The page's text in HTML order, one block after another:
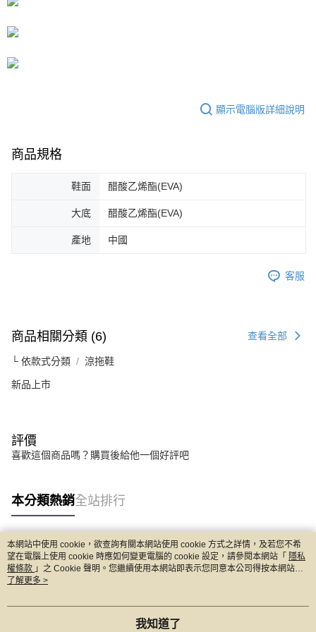
４．使用「AFTEE先享後付」時，將依據個別帳號之用戶狀況，依本公司即
請求用戶進行身份認證。
顯示電腦版詳細說明
商品規格
鞋面 醋酸乙烯酯(EVA)
大底 醋酸乙烯酯(EVA)
產地 中國
客服
商品相關分類 (6) 查看全部
└ 依款式分類 涼拖鞋
新品上市
評價
喜歡這個商品嗎？購買後給他一個好評吧
本分類熱銷全站排行
熱門標籤
本網站中使用 cookie，欲查詢有關本網站使用 cookie 方式之詳情，及若您不希
望在電腦上使用 cookie 時應如何變更電腦的 cookie 設定，請參閱本網站「 隱私
權條款 」之 Cookie 聲明。您繼續使用本網站即表示您同意本公司得按本網站使
用條款之 Cookie 聲明使用 cookie。
了解更多 >
我知道了